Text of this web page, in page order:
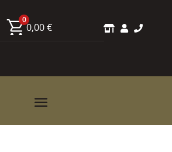
0
0,00€   